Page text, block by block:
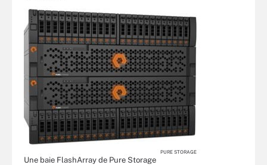
PURE STORAGE
Une baie FlashArray de Pure Storage